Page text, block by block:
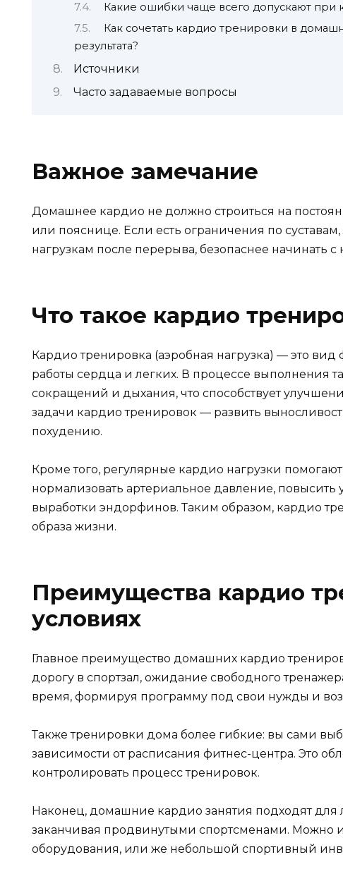
Какие ошибки чаще всего допускают при
Как сочетать кардио тренировки в
результата?
Источники
Часто задаваемые вопросы
Важное замечание
Домашнее кардио не должно строиться на
или пояснице. Если есть ограничения по
нагрузкам после перерыва, безопаснее начинать
Что такое кардио
Кардио тренировка (аэробная нагрузка) — это
работы сердца и легких. В процессе выполнения
сокращений и дыхания, что способствует
задачи кардио тренировок — развить
похудению.
Кроме того, регулярные кардио нагрузки
нормализовать артериальное давление,
выработки эндорфинов. Таким образом, кардио
образа жизни.
Преимущества кардио
условиях
Главное преимущество домашних кардио
дорогу в спортзал, ожидание свободного
время, формируя программу под свои нужды и
Также тренировки дома более гибкие: вы сами
зависимости от расписания фитнес-центра. Это
контролировать процесс тренировок.
Наконец, домашние кардио занятия подходят для
заканчивая продвинутыми спортсменами. Можно
оборудования, или же небольшой спортивный